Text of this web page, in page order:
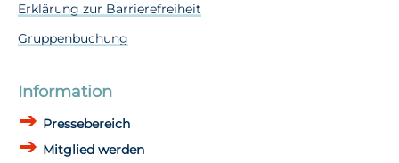
Erklärung zur Barrierefreiheit
Gruppenbuchung
Information
Pressebereich
Mitglied werden